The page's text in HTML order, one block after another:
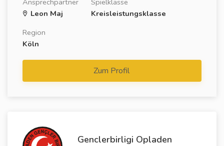
Leon Maj
Kreisleistungsklasse
Region
Köln
Zum Profil
Genclerbirligi Opladen